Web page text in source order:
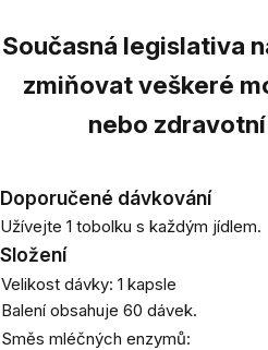
Současná legislativa
zmiňovat veškeré
nebo
Doporučené dávkování
Užívejte 1 tobolku s každým jídlem.
Složení
Velikost dávky: 1 kapsle
Balení obsahuje 60 dávek.
Směs mléčných enzymů: